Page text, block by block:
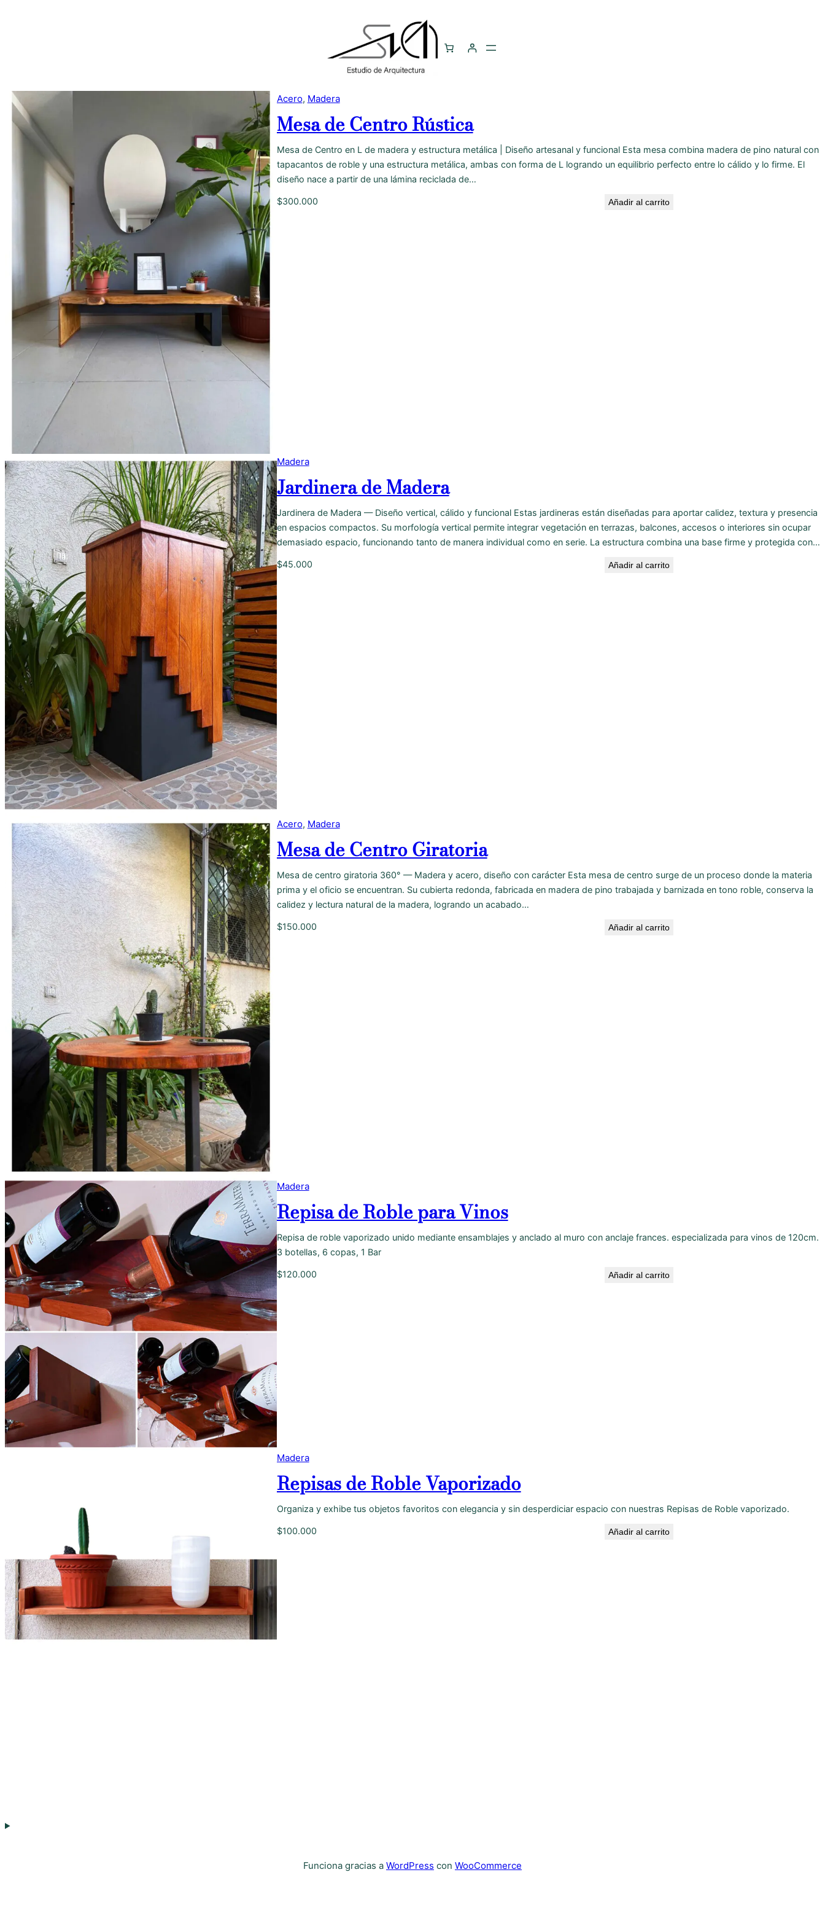
Acero, Madera
Mesa de Centro Rústica
Mesa de Centro en L de madera y estructura metálica | Diseño artesanal y funcional Esta mesa combina madera de pino natural con
tapacantos de roble y una estructura metálica, ambas con forma de L logrando un equilibrio perfecto entre lo cálido y lo firme. El
diseño nace a partir de una lámina reciclada de…
$300.000 Añadir al carrito
Madera
Jardinera de Madera
Jardinera de Madera — Diseño vertical, cálido y funcional Estas jardineras están diseñadas para aportar calidez, textura y presencia
en espacios compactos. Su morfología vertical permite integrar vegetación en terrazas, balcones, accesos o interiores sin ocupar
demasiado espacio, funcionando tanto de manera individual como en serie. La estructura combina una base firme y protegida con…
$45.000 Añadir al carrito
Acero, Madera
Mesa de Centro Giratoria
Mesa de centro giratoria 360° — Madera y acero, diseño con carácter Esta mesa de centro surge de un proceso donde la materia
prima y el oficio se encuentran. Su cubierta redonda, fabricada en madera de pino trabajada y barnizada en tono roble, conserva la
calidez y lectura natural de la madera, logrando un acabado…
$150.000 Añadir al carrito
Madera
Repisa de Roble para Vinos
Repisa de roble vaporizado unido mediante ensamblajes y anclado al muro con anclaje frances. especializada para vinos de 120cm.
3 botellas, 6 copas, 1 Bar
$120.000 Añadir al carrito
Madera
Repisas de Roble Vaporizado
Organiza y exhibe tus objetos favoritos con elegancia y sin desperdiciar espacio con nuestras Repisas de Roble vaporizado.
$100.000 Añadir al carrito
Funciona gracias a WordPress con WooCommerce